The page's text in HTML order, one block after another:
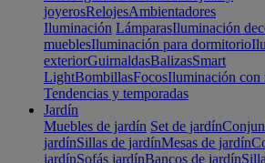
joyerosRelojesAmbientadores
Iluminación LámparasIluminación
mueblesIluminación para dormitorio
exteriorGuirnaldasBalizasSmart
LightBombillasFocosIluminación con
Tendencias y temporadas
Jardín
Muebles de jardín Set de jardín
jardínSillas de jardínMesas de jardín
jardínSofás jardínBancos de jardín